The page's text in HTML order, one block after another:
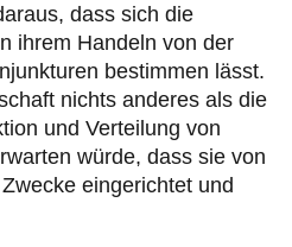
dass sich die
ihrem Handeln von der
bestimmen lässt.
nichts anderes als die
und Vertei­lung von
würde, dass sie von
eingerichtet und